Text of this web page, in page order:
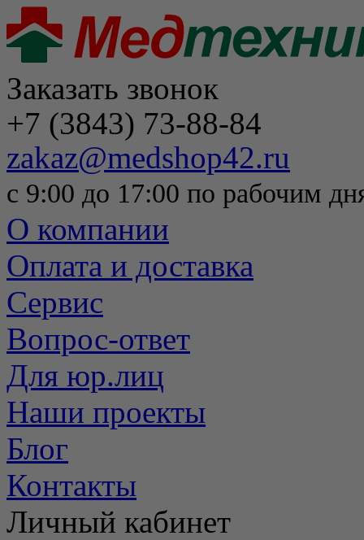
Заказать звонок
+7 (3843) 73-88-84
zakaz@medshop42.ru
с 9:00 до 17:00 по рабочим
О компании
Оплата и доставка
Сервис
Вопрос-ответ
Для юр.лиц
Наши проекты
Блог
Контакты
Личный кабинет